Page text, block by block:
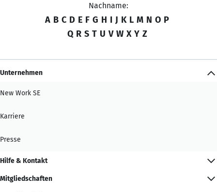
Nachname:
A B C D E F G H I J K L M N O P
Q R S T U V W X Y Z
Unternehmen
New Work SE
Karriere
Presse
Hilfe & Kontakt
Mitgliedschaften